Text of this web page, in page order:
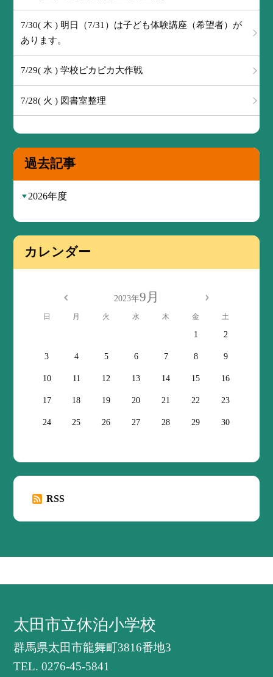
7/30( 木 ) 明日（7/31）は子ども体験講座（希望者）が
あります。
7/29( 水 ) 学校ピカピカ大作戦
7/28( 火 ) 図書室整理
過去記事
2026年度
カレンダー
2023年9月
日 月 火 水 木 金 土
1 2
3 4 5 6 7 8 9
10 11 12 13 14 15 16
17 18 19 20 21 22 23
24 25 26 27 28 29 30
RSS
太田市立休泊小学校
群馬県太田市龍舞町3816番地3
TEL.0276-45-5841